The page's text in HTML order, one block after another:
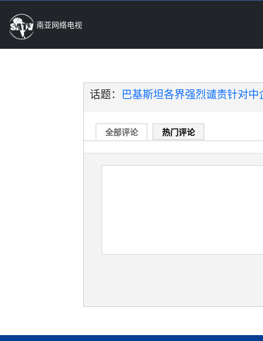
南亚网络电视
话题： 巴基斯坦各界强烈谴责针对
全部评论 热门评论